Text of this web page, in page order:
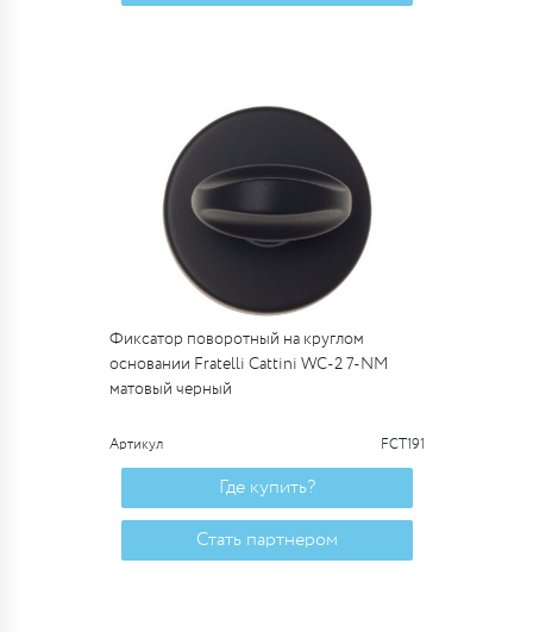
Фиксатор поворотный на круглом
основании Fratelli Cattini WC-2 7-NM
матовый черный
Артикул FCT191
Где купить?
Стать партнером